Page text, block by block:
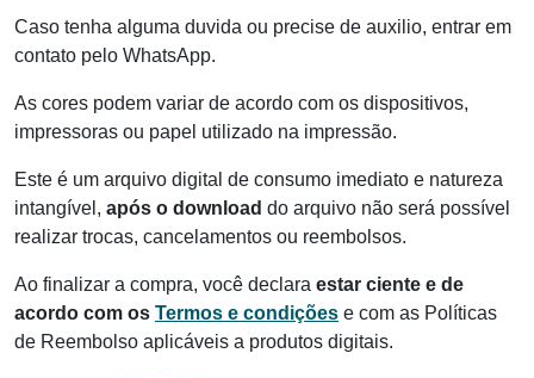
Caso tenha alguma duvida ou precise de auxilio, entrar em
contato pelo WhatsApp.
As cores podem variar de acordo com os dispositivos,
impressoras ou papel utilizado na impressão.
Este é um arquivo digital de consumo imediato e natureza
intangível, após o download do arquivo não será possível
realizar trocas, cancelamentos ou reembolsos.
Ao finalizar a compra, você declara estar ciente e de
acordo com os Termos e condições e com as Políticas
de Reembolso aplicáveis a produtos digitais.